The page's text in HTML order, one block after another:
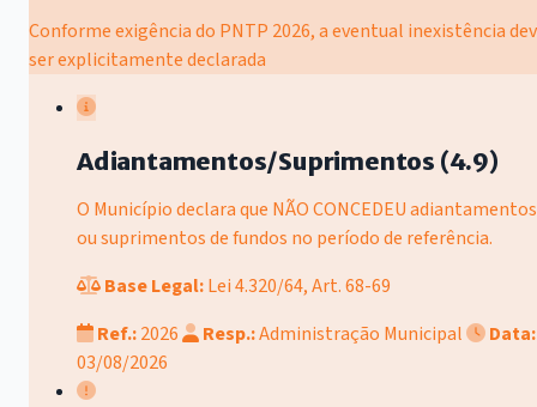
Conforme exigência do PNTP 2026, a eventual inexistência
ser explicitamente declarada
Adiantamentos/Suprimentos (4.9)
O Município declara que NÃO CONCEDEU adiantamentos
ou suprimentos de fundos no período de referência.
Base Legal:Lei 4.320/64, Art. 68-69
Ref.:2026 Resp.:Administração Municipal
Data:
03/08/2026